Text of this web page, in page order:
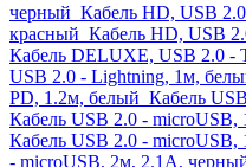
черный Кабель HD, USB
красный Кабель HD, USB
Кабель DELUXE, USB 2.0 -
USB 2.0 - Lightning, 1м,
PD, 1.2м, белый Кабель
Кабель USB 2.0 -
Кабель USB 2.0 -
- microUSB, 2м, 2.1A,